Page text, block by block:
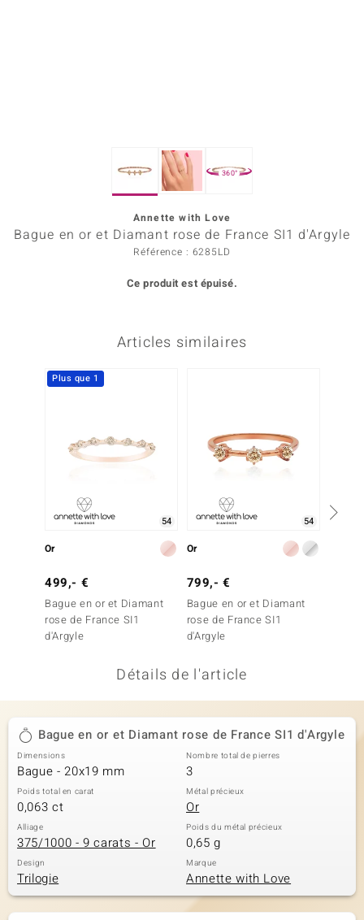
Collection
360°
Annette with Love
Bague en or et Diamant rose de France SI1 d'Argyle
Référence : 6285LD
Ce produit est épuisé.
Articles similaires
Plus que 1
54
Or
499,- €
Bague en or et Diamant
rose de France SI1
d'Argyle
54
Or
799,- €
Bague en or et Diamant
rose de France SI1
d'Argyle
Détails de l'article
Bague en or et Diamant rose de France SI1 d'Argyle
Dimensions
Bague - 20x19 mm
Nombre total de pierres
3
Poids total en carat
0,063 ct
Métal précieux
Or
Alliage
375/1000 - 9 carats - Or
Poids du métal précieux
0,65 g
Design
Trilogie
Marque
Annette with Love